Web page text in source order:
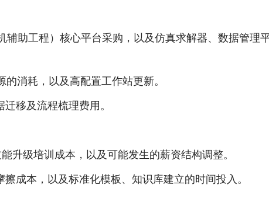
助工程）核心平台采购，以及仿真求解器、数据管理
消耗，以及高配置工作站更新。
移及流程梳理费用。
升级培训成本，以及可能发生的薪资结构调整。
成本，以及标准化模板、知识库建立的时间投入。